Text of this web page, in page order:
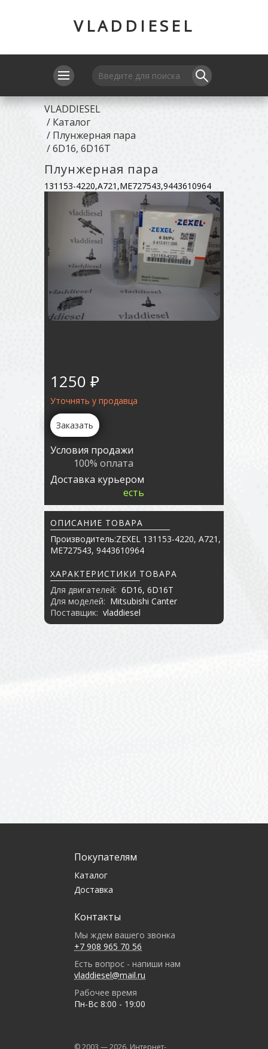
VLADDIESEL
VLADDIESEL
/ Каталог
/ Плунжерная пара
/6D16, 6D16T
Плунжерная пара
131153-4220,A721,ME727543,9443610964
1250 ₽
Уточнять у продавца
Заказать
Условия продажи
100% оплата
Доставка курьером
есть
ОПИСАНИЕ ТОВАРА
Производитель:ZEXEL 131153-4220, A721,
ME727543, 9443610964
ХАРАКТЕРИСТИКИ ТОВАРА
Для двигателей: 6D16, 6D16T
Для моделей: Mitsubishi Canter
Поставщик: vladdiesel
Покупателям
Каталог
Доставка
Контакты
Мы ждем вашего звонка
+7 908 965 70 56
Есть вопрос - напиши нам
vladdiesel@mail.ru
Рабочее время
Пн-Вс 8:00 - 19:00
© 2003 —2026. Интернет-